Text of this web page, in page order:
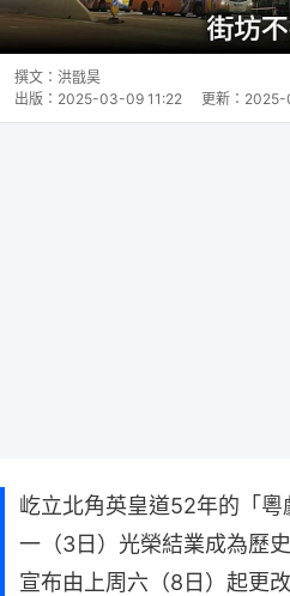
撰文： 洪戩昊
出版： 2025-03-09 11:22 更新： 2025-
屹立北角英皇道52年的「
一（3日）光榮結業成為歷
宣布由上周六（8日）起更